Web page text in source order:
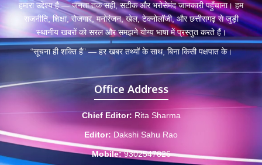
हमारा उद्देश्य है — जनता तक सही, सटीक और भरोसेमंद जानकारी पहुँचाना। हम
राजनीति, शिक्षा, रोजगार, मनोरंजन, खेल, टेक्नोलॉजी, और छत्तीसगढ़ से जुड़ी
स्थानीय खबरों को सरल और समझने योग्य भाषा में प्रस्तुत करते हैं।
“सूचना ही शक्ति है” — हर खबर तथ्यों के साथ, बिना किसी पक्षपात के।
Office Address
Chief Editor: Rita Sharma
Editor: Dakshi Sahu Rao
Mobile: 9302547826